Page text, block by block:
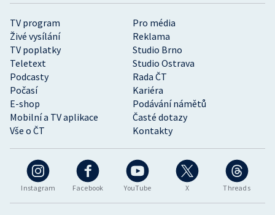
Instagram Facebook YouTube X Threads
TV program
Pro média
Živé vysílání
Reklama
TV poplatky
Studio Brno
Teletext
Studio Ostrava
Podcasty
Rada ČT
Počasí
Kariéra
E-shop
Podávání námětů
Mobilní a TV aplikace
Časté dotazy
Vše o ČT
Kontakty